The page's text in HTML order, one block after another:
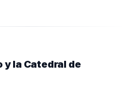
y la Catedral de